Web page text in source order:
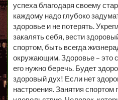
успеха благодаря своему
каждому надо глубоко
здоровье и не потерять.
закалять себя, вести
спортом, быть всегда
окружающим. Здоровье – это
его нужно беречь. Будет
здоровый дух! Если нет
настроения. Занятия спортом